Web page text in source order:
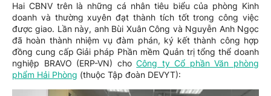
Hai CBNV trên là những cá nhân tiêu biểu của phòng Kinh
doanh và thường xuyên đạt thành tích tốt trong công việc
được giao. Lần này, anh Bùi Xuân Công và Nguyễn Anh Ngọc
đã hoàn thành nhiệm vụ đàm phán, ký kết thành công hợp
đồng cung cấp Giải pháp Phần mềm Quản trị tổng thể doanh
nghiệp BRAVO (ERP-VN) choCông ty Cổ phần Văn phòng
phẩm Hải Phòng (thuộc Tập đoàn DEVYT):